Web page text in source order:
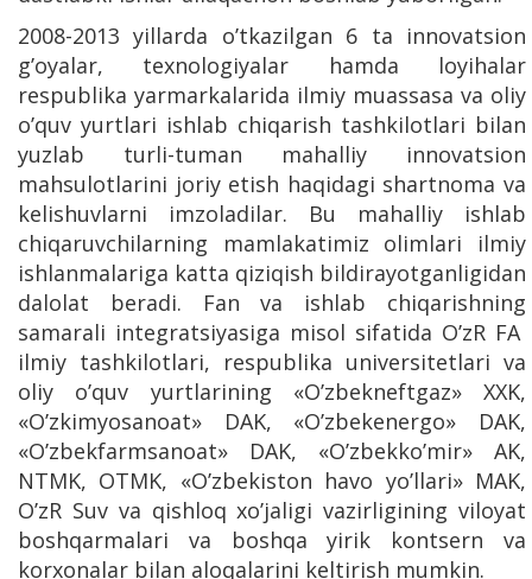
2008-2013 yillarda o’tkazilgan 6 ta innovatsion
g’oyalar, texnologiyalar hamda loyihalar
respublika yarmarkalarida ilmiy muassasa va oliy
o’quv yurtlari ishlab chiqarish tashkilotlari bilan
yuzlab turli-tuman mahalliy innovatsion
mahsulotlarini joriy etish haqidagi shartnoma va
kelishuvlarni imzoladilar. Bu mahalliy ishlab
chiqaruvchilarning mamlakatimiz olimlari ilmiy
ishlanmalariga katta qiziqish bildirayotganligidan
dalolat beradi. Fan va ishlab chiqarishning
samarali integratsiyasiga misol sifatida O’zR FA
ilmiy tashkilotlari, respublika universitetlari va
oliy o’quv yurtlarining «O’zbekneftgaz» XXK,
«O’zkimyosanoat» DAK, «O’zbekenergo» DAK,
«O’zbekfarmsanoat» DAK, «O’zbekko’mir» AK,
NTMK, OTMK, «O’zbekiston havo yo’llari» MAK,
O’zR Suv va qishloq xo’jaligi vazirligining viloyat
boshqarmalari va boshqa yirik kontsern va
korxonalar bilan aloqalarini keltirish mumkin.